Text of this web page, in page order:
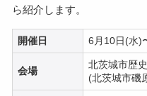
ら紹介します。
開催日 6月10日(水)
会場
北茨城市歴
(北茨城市磯